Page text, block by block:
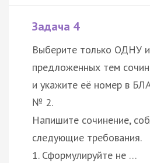
Задача 4
Выберите только ОДНУ
предложенных тем
и укажите её номер в
№ 2.
Напишите сочинение,
следующие требования.
1. Сформулируйте не …